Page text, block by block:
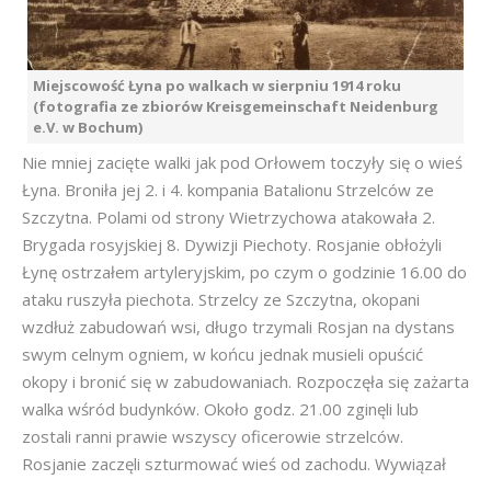
Miejscowość Łyna po walkach w sierpniu 1914 roku
(fotografia ze zbiorów Kreisgemeinschaft Neidenburg
e.V. w Bochum)
Nie mniej zacięte walki jak pod Orłowem toczyły się o wieś
Łyna. Broniła jej 2. i 4. kompania Batalionu Strzelców ze
Szczytna. Polami od strony Wietrzychowa atakowała 2.
Brygada rosyjskiej 8. Dywizji Piechoty. Rosjanie obłożyli
Łynę ostrzałem artyleryjskim, po czym o godzinie 16.00 do
ataku ruszyła piechota. Strzelcy ze Szczytna, okopani
wzdłuż zabudowań wsi, długo trzymali Rosjan na dystans
swym celnym ogniem, w końcu jednak musieli opuścić
okopy i bronić się w zabudowaniach. Rozpoczęła się zażarta
walka wśród budynków. Około godz. 21.00 zginęli lub
zostali ranni prawie wszyscy oficerowie strzelców.
Rosjanie zaczęli szturmować wieś od zachodu. Wywiązał